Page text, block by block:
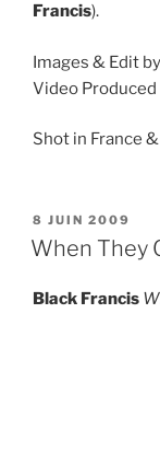
Francis).
Images & Edit by
Video Produced
Shot in France
PUBLIÉ
LE
8 JUIN 2009
When They
Black Francis